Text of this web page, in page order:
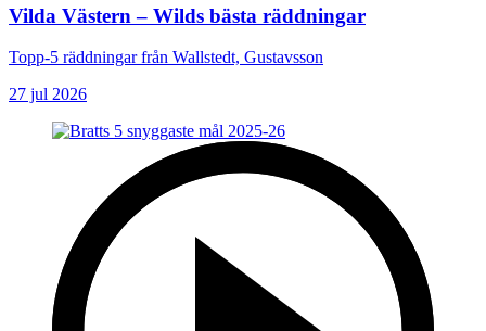
Vilda Västern – Wilds bästa räddningar
Topp-5 räddningar från Wallstedt, Gustavsson
27 jul 2026